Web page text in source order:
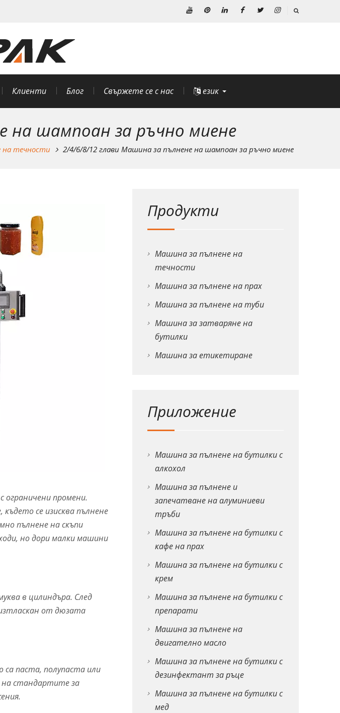
Клиенти Блог Свържете се с нас език
на шампоан за ръчно миене
на течности 2/4/6/8/12 глави Машина за пълнене на шампоан за ръчно миене
ограничени промени.
се изисква пълнене
пълнене на скъпи
но дори малки машини
в цилиндъра. След
от дюзата
са паста, полупаста или
на стандартите за
Продукти
Машина за пълнене на
течности
Машина за пълнене на прах
Машина за пълнене на туби
Машина за затваряне на
бутилки
Машина за етикетиране
Приложение
Машина за пълнене на бутилки с
алкохол
Машина за пълнене и
запечатване на алуминиеви
тръби
Машина за пълнене на бутилки с
кафе на прах
Машина за пълнене на бутилки с
крем
Машина за пълнене на бутилки с
препарати
Машина за пълнене на
двигателно масло
Машина за пълнене на бутилки с
дезинфектант за ръце
Машина за пълнене на бутилки с
мед